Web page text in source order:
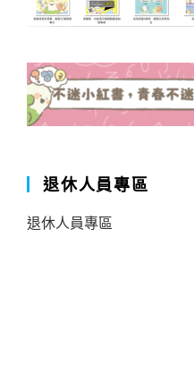
退休人員專區
退休人員專區